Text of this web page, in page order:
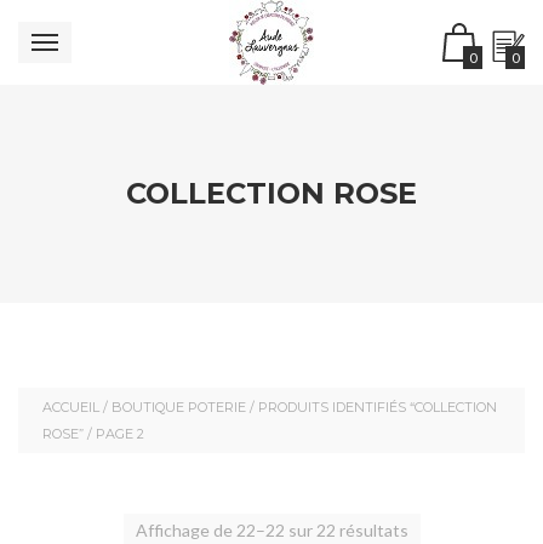
0 0
COLLECTION ROSE
ACCUEIL / BOUTIQUE POTERIE / PRODUITS IDENTIFIÉS “COLLECTION
ROSE” / PAGE 2
Affichage de 22–22 sur 22 résultats